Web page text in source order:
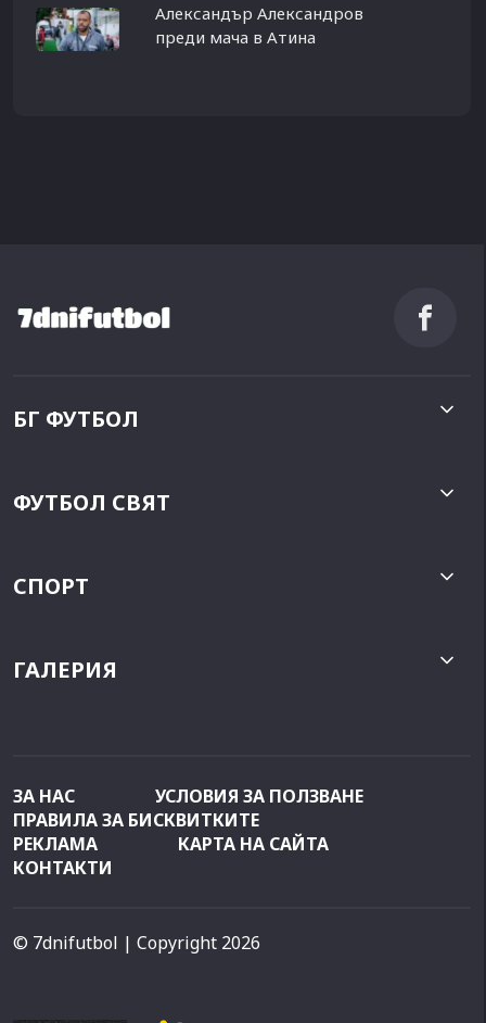
Александър Александров
преди мача в Атина
БГ ФУТБОЛ
ФУТБОЛ СВЯТ
СПОРТ
ГАЛЕРИЯ
ЗА НАС
УСЛОВИЯ ЗА ПОЛЗВАНЕ
ПРАВИЛА ЗА БИСКВИТКИТЕ
РЕКЛАМА
КАРТА НА САЙТА
КОНТАКТИ
© 7dnifutbol | Copyright 2026